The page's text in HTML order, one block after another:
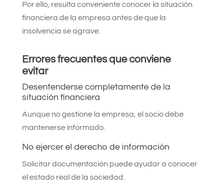
Por ello, resulta conveniente conocer la situación
financiera de la empresa antes de que la
insolvencia se agrave.
Errores frecuentes que conviene
evitar
Desentenderse completamente de la
situación financiera
Aunque no gestione la empresa, el socio debe
mantenerse informado.
No ejercer el derecho de información
Solicitar documentación puede ayudar a conocer
el estado real de la sociedad.